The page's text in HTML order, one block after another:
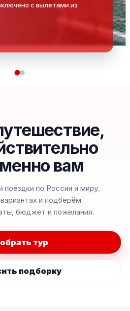
с вылетами из
вам
поездки по России и миру.
и подберём
бюджет и пожелания.
тур
подборку